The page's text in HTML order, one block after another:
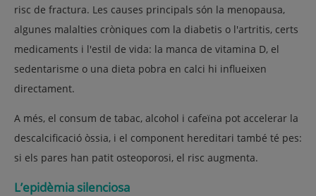
risc de fractura. Les causes principals són la menopausa,
algunes malalties cròniques com la diabetis o l'artritis, certs
medicaments i l'estil de vida: la manca de vitamina D, el
sedentarisme o una dieta pobra en calci hi influeixen
directament.
A més, el consum de tabac, alcohol i cafeïna pot accelerar la
descalcificació òssia, i el component hereditari també té pes:
si els pares han patit osteoporosi, el risc augmenta.
L’epidèmia silenciosa